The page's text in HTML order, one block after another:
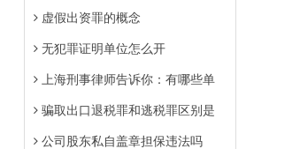
虚假出资罪的概念
无犯罪证明单位怎么开
上海刑事律师告诉你：有哪些单
骗取出口退税罪和逃税罪区别是
公司股东私自盖章担保违法吗